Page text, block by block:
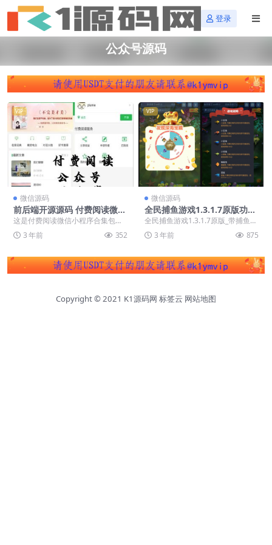
登录
公众号源码
VIP
微信源码
前后端开源源码 付费阅读微信
小程序源码 付费阅读微信公众
号源码 付费阅读独立版小程序
这是付费阅读微信小程序合集包含6
种源码的V1.8.5版本，包括了付费
阅读小程序和...
3 年前 352
VIP
微信源码
全民捕鱼游戏1.3.1.7原版功能
模块+吸粉小游戏模块+公众号
+带捕鱼抽奖+积分兑换
全民捕鱼游戏1.3.1.7原版_带捕鱼抽
奖_带营销系统 营销小游戏：全民捕
鱼游戏...
3 年前 875
Copyright © 2021 K1源码网 标签云 网站地图